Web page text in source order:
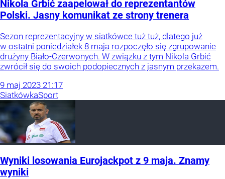
Nikola Grbić zaapelował do reprezentantów
Polski. Jasny komunikat ze strony trenera
Sezon reprezentacyjny w siatkówce tuż tuż, dlatego już
w ostatni poniedziałek 8 maja rozpoczęło się zgrupowanie
drużyny Biało-Czerwonych. W związku z tym Nikola Grbić
zwrócił się do swoich podopiecznych z jasnym przekazem.
9 maj 2023 21:17
SiatkówkaSport
Wyniki losowania Eurojackpot z 9 maja. Znamy
wyniki